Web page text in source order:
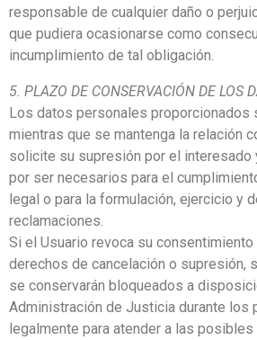
responsable de cualquier daño o
que pudiera ocasionarse como
incumplimiento de tal obligación.
5. PLAZO DE CONSERVACIÓN DE LOS
Los datos personales proporcionados
mientras que se mantenga la relación
solicite su supresión por el interesado
por ser necesarios para el
legal o para la formulación, ejercicio y
reclamaciones.
Si el Usuario revoca su
derechos de cancelación o supresión,
se conservarán bloqueados a
Administración de Justicia durante los
legalmente para atender a las